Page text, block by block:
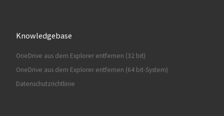
Knowledgebase
OneDrive aus dem Explorer entfernen (32 bit)
OneDrive aus dem Explorer entfernen (64 bit-System)
Datenschutzrichtlinie